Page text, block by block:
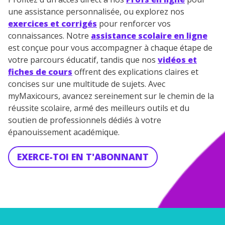
une assistance personnalisée, ou explorez nos
exercices et corrigés pour renforcer vos
connaissances. Notre assistance scolaire en ligne
est conçue pour vous accompagner à chaque étape de
votre parcours éducatif, tandis que nos vidéos et
fiches de cours offrent des explications claires et
concises sur une multitude de sujets. Avec
myMaxicours, avancez sereinement sur le chemin de la
réussite scolaire, armé des meilleurs outils et du
soutien de professionnels dédiés à votre
épanouissement académique.
EXERCE-TOI EN T'ABONNANT